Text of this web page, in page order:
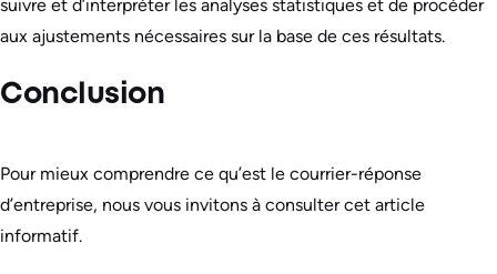
suivre et d’interpréter les analyses statistiques et de procéder
aux ajustements nécessaires sur la base de ces résultats.
Conclusion
Pour mieux comprendre ce qu’est le courrier-réponse
d’entreprise, nous vous invitons à consulter cet article
informatif.